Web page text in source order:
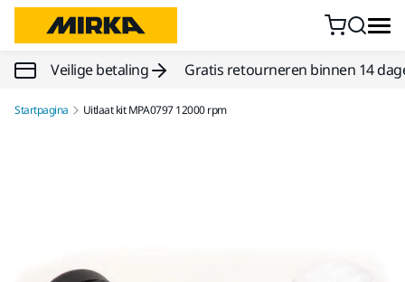
Doorgaan naar inhoud
Veilige betaling Gratis retourneren binnen 14
Startpagina Uitlaat kit MPA0797 12000 rpm